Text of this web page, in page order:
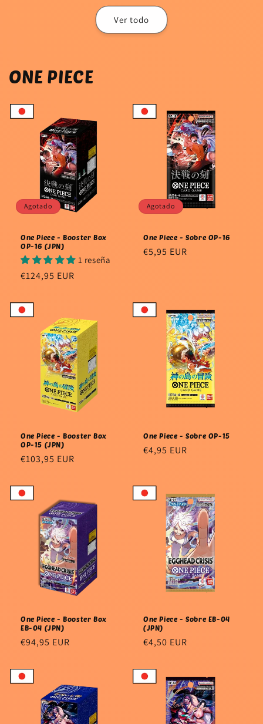
Ver todo
ONE PIECE
Agotado
One Piece - Booster Box
OP-16 (JPN)
1 reseña
Precio
€124,95 EUR
Agotado
One Piece - Sobre OP-16
Precio
€5,95 EUR
One Piece - Booster Box
OP-15 (JPN)
Precio
€103,95 EUR
One Piece - Sobre OP-15
Precio
€4,95 EUR
One Piece - Booster Box
EB-04 (JPN)
Precio
€94,95 EUR
One Piece - Sobre EB-04
(JPN)
Precio
€4,50 EUR